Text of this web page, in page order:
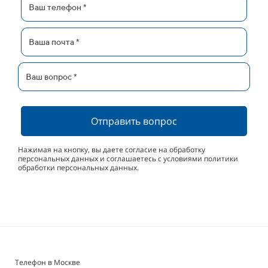
Отправить вопрос
Нажимая на кнопку, вы даете согласие на обработку
персональных данных и соглашаетесь с условиями политики
обработки персональных данных.
Телефон в Москве